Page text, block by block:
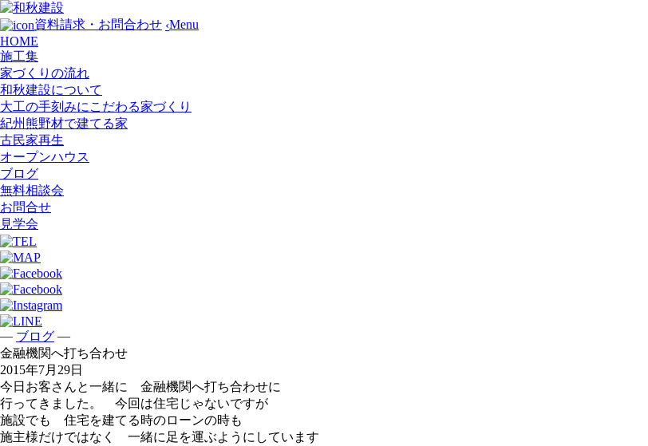
資料請求・お問合わせ ‹Menu
HOME
施工集
家づくりの流れ
和秋建設について
大工の手刻みにこだわる家づくり
紀州熊野材で建てる家
古民家再生
オープンハウス
ブログ
無料相談会
お問合せ
見学会
— ブログ —
金融機関へ打ち合わせ
2015年7月29日
今日お客さんと一緒に 金融機関へ打ち合わせに
行ってきました。 今回は住宅じゃないですが
施設でも 住宅を建てる時のローンの時も
施主様だけではなく 一緒に足を運ぶようにしています